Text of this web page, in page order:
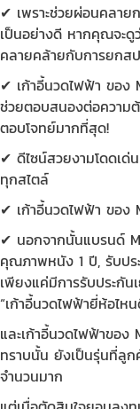
✔ เพราะช่วยผ่อนคลาย
เป็นอย่างดี หากคุณจะดู
คลายคล้ายกับการยกส
✔ เก้าอี้นวดไฟฟ้า ของ
ช่วยตอบสนองต่อความ
ตอบโจทย์มากที่สุด!
✔ ดีไซน์สวยงามโดดเ
ทุกสไตล์
✔ เก้าอี้นวดไฟฟ้า ของ
✔ นอกจากนั้นแบรนด์
คุณภาพหนัง 1 ปี, รับปร
เพียงแค่มีการรับประกัน
“เก้าอี้นวดไฟฟ้ายี่ห้อไห
และเก้าอี้นวดไฟฟ้าของ
ทราบนั้น ยังเป็นรุ่นที่ลู
จำนวนมาก